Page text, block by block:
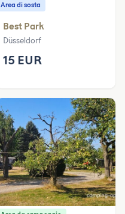
Area di sosta
Best Park
Düsseldorf
15 EUR